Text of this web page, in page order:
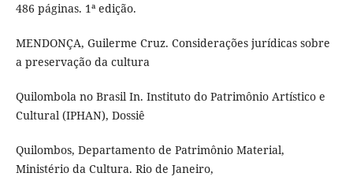
486 páginas. 1ª edição.
MENDONÇA, Guilerme Cruz. Considerações jurídicas sobre
a preservação da cultura
Quilombola no Brasil In. Instituto do Patrimônio Artístico e
Cultural (IPHAN), Dossiê
Quilombos, Departamento de Patrimônio Material,
Ministério da Cultura. Rio de Janeiro,